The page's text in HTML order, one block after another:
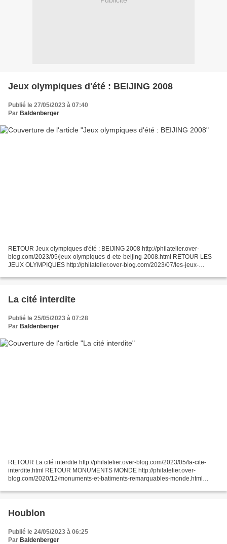
Jeux olympiques d'été : BEIJING 2008
Publié le 27/05/2023 à 07:40
Par Baldenberger
RETOUR Jeux olympiques d'été : BEIJING 2008 http://philatelier.over-
blog.com/2023/05/jeux-olympiques-d-ete-beijing-2008.html RETOUR LES
JEUX OLYMPIQUES http://philatelier.over-blog.com/2023/07/les-jeux-
blog.com/2019/05/sports.html...
La cité interdite
Publié le 25/05/2023 à 07:28
Par Baldenberger
RETOUR La cité interdite http://philatelier.over-blog.com/2023/05/la-cite-
interdite.html RETOUR MONUMENTS MONDE http://philatelier.over-
blog.com/2020/12/monuments-et-batiments-remarquables-monde.html
blog.com/2016/10/patrimoine.html...
Houblon
Publié le 24/05/2023 à 06:25
Par Baldenberger